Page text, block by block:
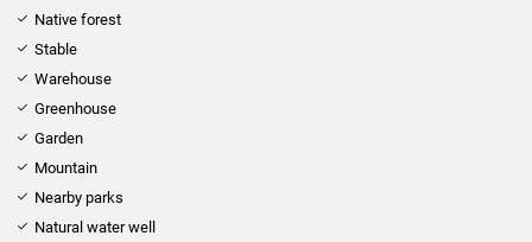
Native forest
Stable
Warehouse
Greenhouse
Garden
Mountain
Nearby parks
Natural water well